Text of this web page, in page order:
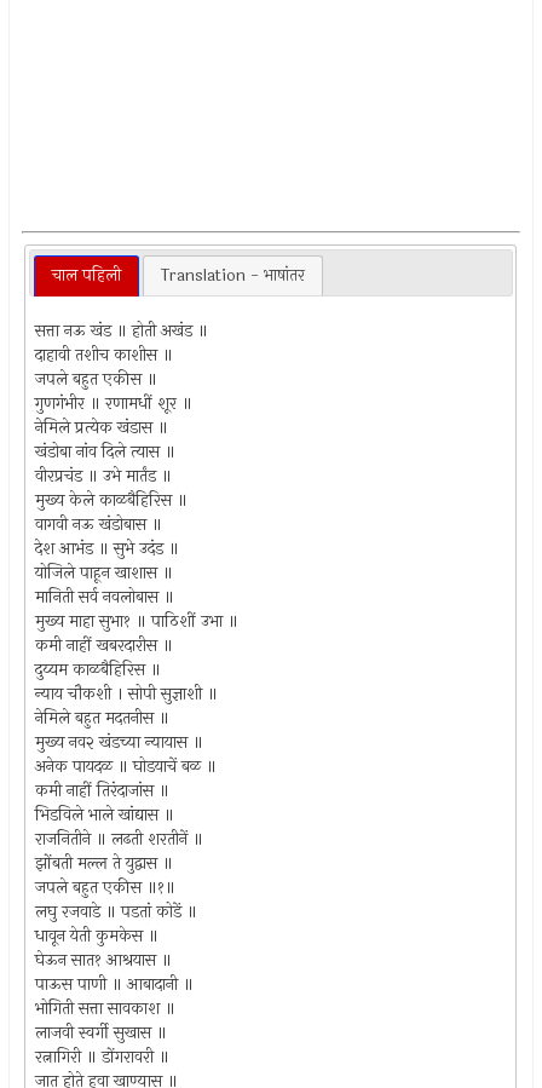
चाल पहिली Translation - भाषांतर
सत्ता नऊ खंड ॥ होती अखंड ॥
दाहावी तशीच काशीस ॥
जपले बहुत एकीस ॥
गुणगंभीर ॥ रणामधीं शूर ॥
नेमिले प्रत्येक खंडास ॥
खंडोबा नांव दिले त्यास ॥
वीरप्रचंड ॥ उभे मार्तंड ॥
मुख्य केले काळबैहिरिस ॥
वागवी नऊ खंडोबास ॥
देश आभंड ॥ सुभे उदंड ॥
योजिले पाहून खाशास ॥
मानिती सर्व नवलोबास ॥
मुख्य माहा सुभा१ ॥ पाठिशीं उभा ॥
कमी नाहीं खबरदारीस ॥
दुय्यम काळबैहिरिस ॥
न्याय चौकशी । सोपी सुज्ञाशी ॥
नेमिले बहुत मदतनीस ॥
मुख्य नव२ खंडच्या न्यायास ॥
अनेक पायदळ ॥ घोडयाचें बळ ॥
कमी नाहीं तिरंदाजांस ॥
भिडविले भाले खांद्यास ॥
राजनितीने ॥ लढती शरतीनें ॥
झोंबती मल्ल ते युद्वास ॥
जपले बहुत एकीस ॥१॥
लघु रजवाडे ॥ पडतां कोडें ॥
धावून येती कुमकेस ॥
घेऊन सात१ आश्रयास ॥
पाऊस पाणी ॥ आबादानी ॥
भोगिती सत्ता सावकाश ॥
लाजवी स्वर्गी सुखास ॥
रत्नागिरी ॥ डोंगरावरी ॥
जात होते हवा खाण्यास ॥